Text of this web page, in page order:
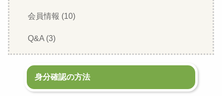
会員情報 (10)
Q&A (3)
身分確認の方法